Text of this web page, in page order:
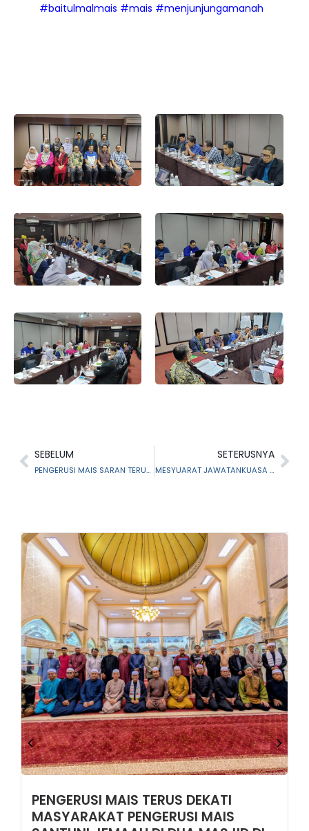
#baitulmalmais #mais #menjunjungamanah
SEBELUM
PENGERUSI MAIS SARAN TERUS SEMARAKKAN SEMANGAT PATRIOTIK
SETERUSNYA
MESYUARAT JAWATANKUASA MENANGANI GEJALA SOSIAL DAN LAWATAN PENANDA ARAS
TERUS DEKATI MASYARAKAT
Pengerusi MAIS Santuni Jemaah di